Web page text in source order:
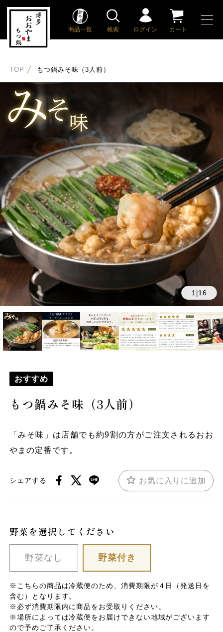
商品一覧 検索 ログイン カート
TOP もつ鍋みそ味（3人前）
1 |16
おすすめ
もつ鍋みそ味（3人前）
「みそ味」は店舗でも約9割の方がご注文されるおお
やまの定番です。
シェアする お気に入りに追加
野菜を選択してください
野菜なし 野菜付き
※こちらの商品は冷蔵便のため、消費期限が４日（発送日を
含む）となります。
※必ず消費期限内に商品をお受取りください。
※場所によっては冷蔵便をお届けできない地域がございます
ので予めご了承ください。